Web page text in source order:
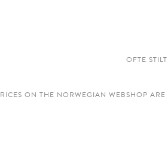
OFTE
ON THE NORWEGIAN WEBSHOP